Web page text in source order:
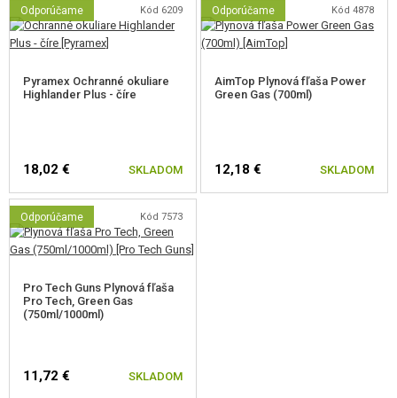
Odporúčame Kód 6209
Pyramex Ochranné okuliare
Highlander Plus - číre
18,02 € SKLADOM
Odporúčame Kód 4878
AimTop Plynová fľaša Power
Green Gas (700ml)
12,18 € SKLADOM
Odporúčame Kód 7573
Pro Tech Guns Plynová fľaša
Pro Tech, Green Gas
(750ml/1000ml)
11,72 € SKLADOM